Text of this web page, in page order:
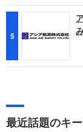
5
最近話題のキ